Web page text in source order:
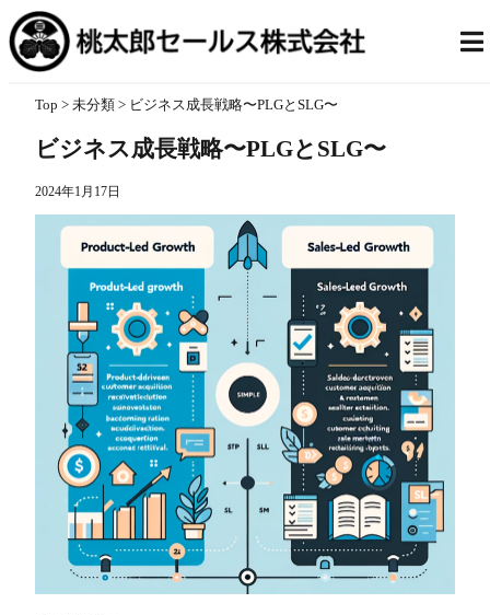
Top > 未分類 > ビジネス成長戦略〜PLGとSLG〜
ビジネス成長戦略〜PLGとSLG〜
2024年1月17日